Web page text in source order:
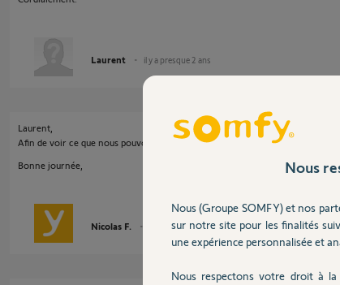
Laurent il y a presque 2 ans
Laurent,
Afin de voir ce que nous pouvons faire, je me permets de vous envoyer un
Bonne journée,
Nicolas F. il y a presque 2 ans
Nous
Nous (Groupe SOMFY) et nos
sur notre site pour les finalités
une expérience personnalisée et
Nous respectons votre droit à la